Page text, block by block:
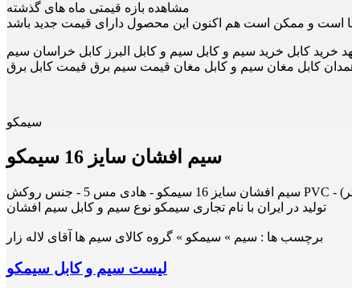
مشاهده بازه قیمتی ماه های گذشته
کابل خرید سیم و کابل سیم و کابل البرز کابل خراسان سیم
کابل مغان سیم و کابل مغان قیمت سیم برق قیمت کابل برق
سیمکو
سیم افشان سایز 16 سیمکو
تولید در ایران با نام تجاری سیمکو نوع سیم و کابل سیم افشان
برچسب ها : سیم » سیمکو » گروه کالای سیم ها آقای لاله زار
لیست سیم و کابل سیمکو